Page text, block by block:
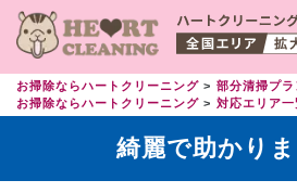
お掃除ならハートクリーニング 部分清掃プラ
お掃除ならハートクリーニング
対応エリア一
綺麗で助かりま